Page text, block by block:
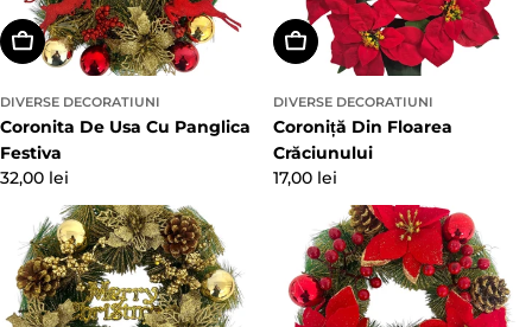
Adaugă In Coş
DIVERSE DECORATIUNI
Coronita De Usa Cu Panglica
Festiva
Preț
obișnuit
32,00 lei
Alegeți Opțiunile
DIVERSE DECORATIUNI
Coroniță Din Floarea
Crăciunului
Preț
17,00 lei